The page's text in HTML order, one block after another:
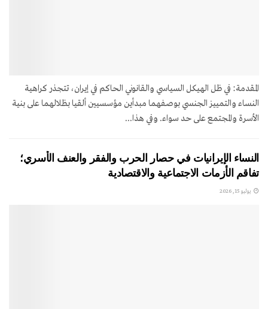
المقدمة: في ظل الهيكل السياسي والقانوني الحاكم في إيران، تتجذر كراهية
النساء والتمييز الجنسي بوصفهما مبدأين مؤسسيين ألقيا بظلالهما على بنية
الأسرة والمجتمع على حد سواء. وفي هذا...
النساء الإيرانيات في حصار الحرب والفقر والعنف الأسري؛
تفاقم الأزمات الاجتماعية والاقتصادية
يوليو 15, 2026